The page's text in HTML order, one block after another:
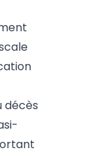
décès